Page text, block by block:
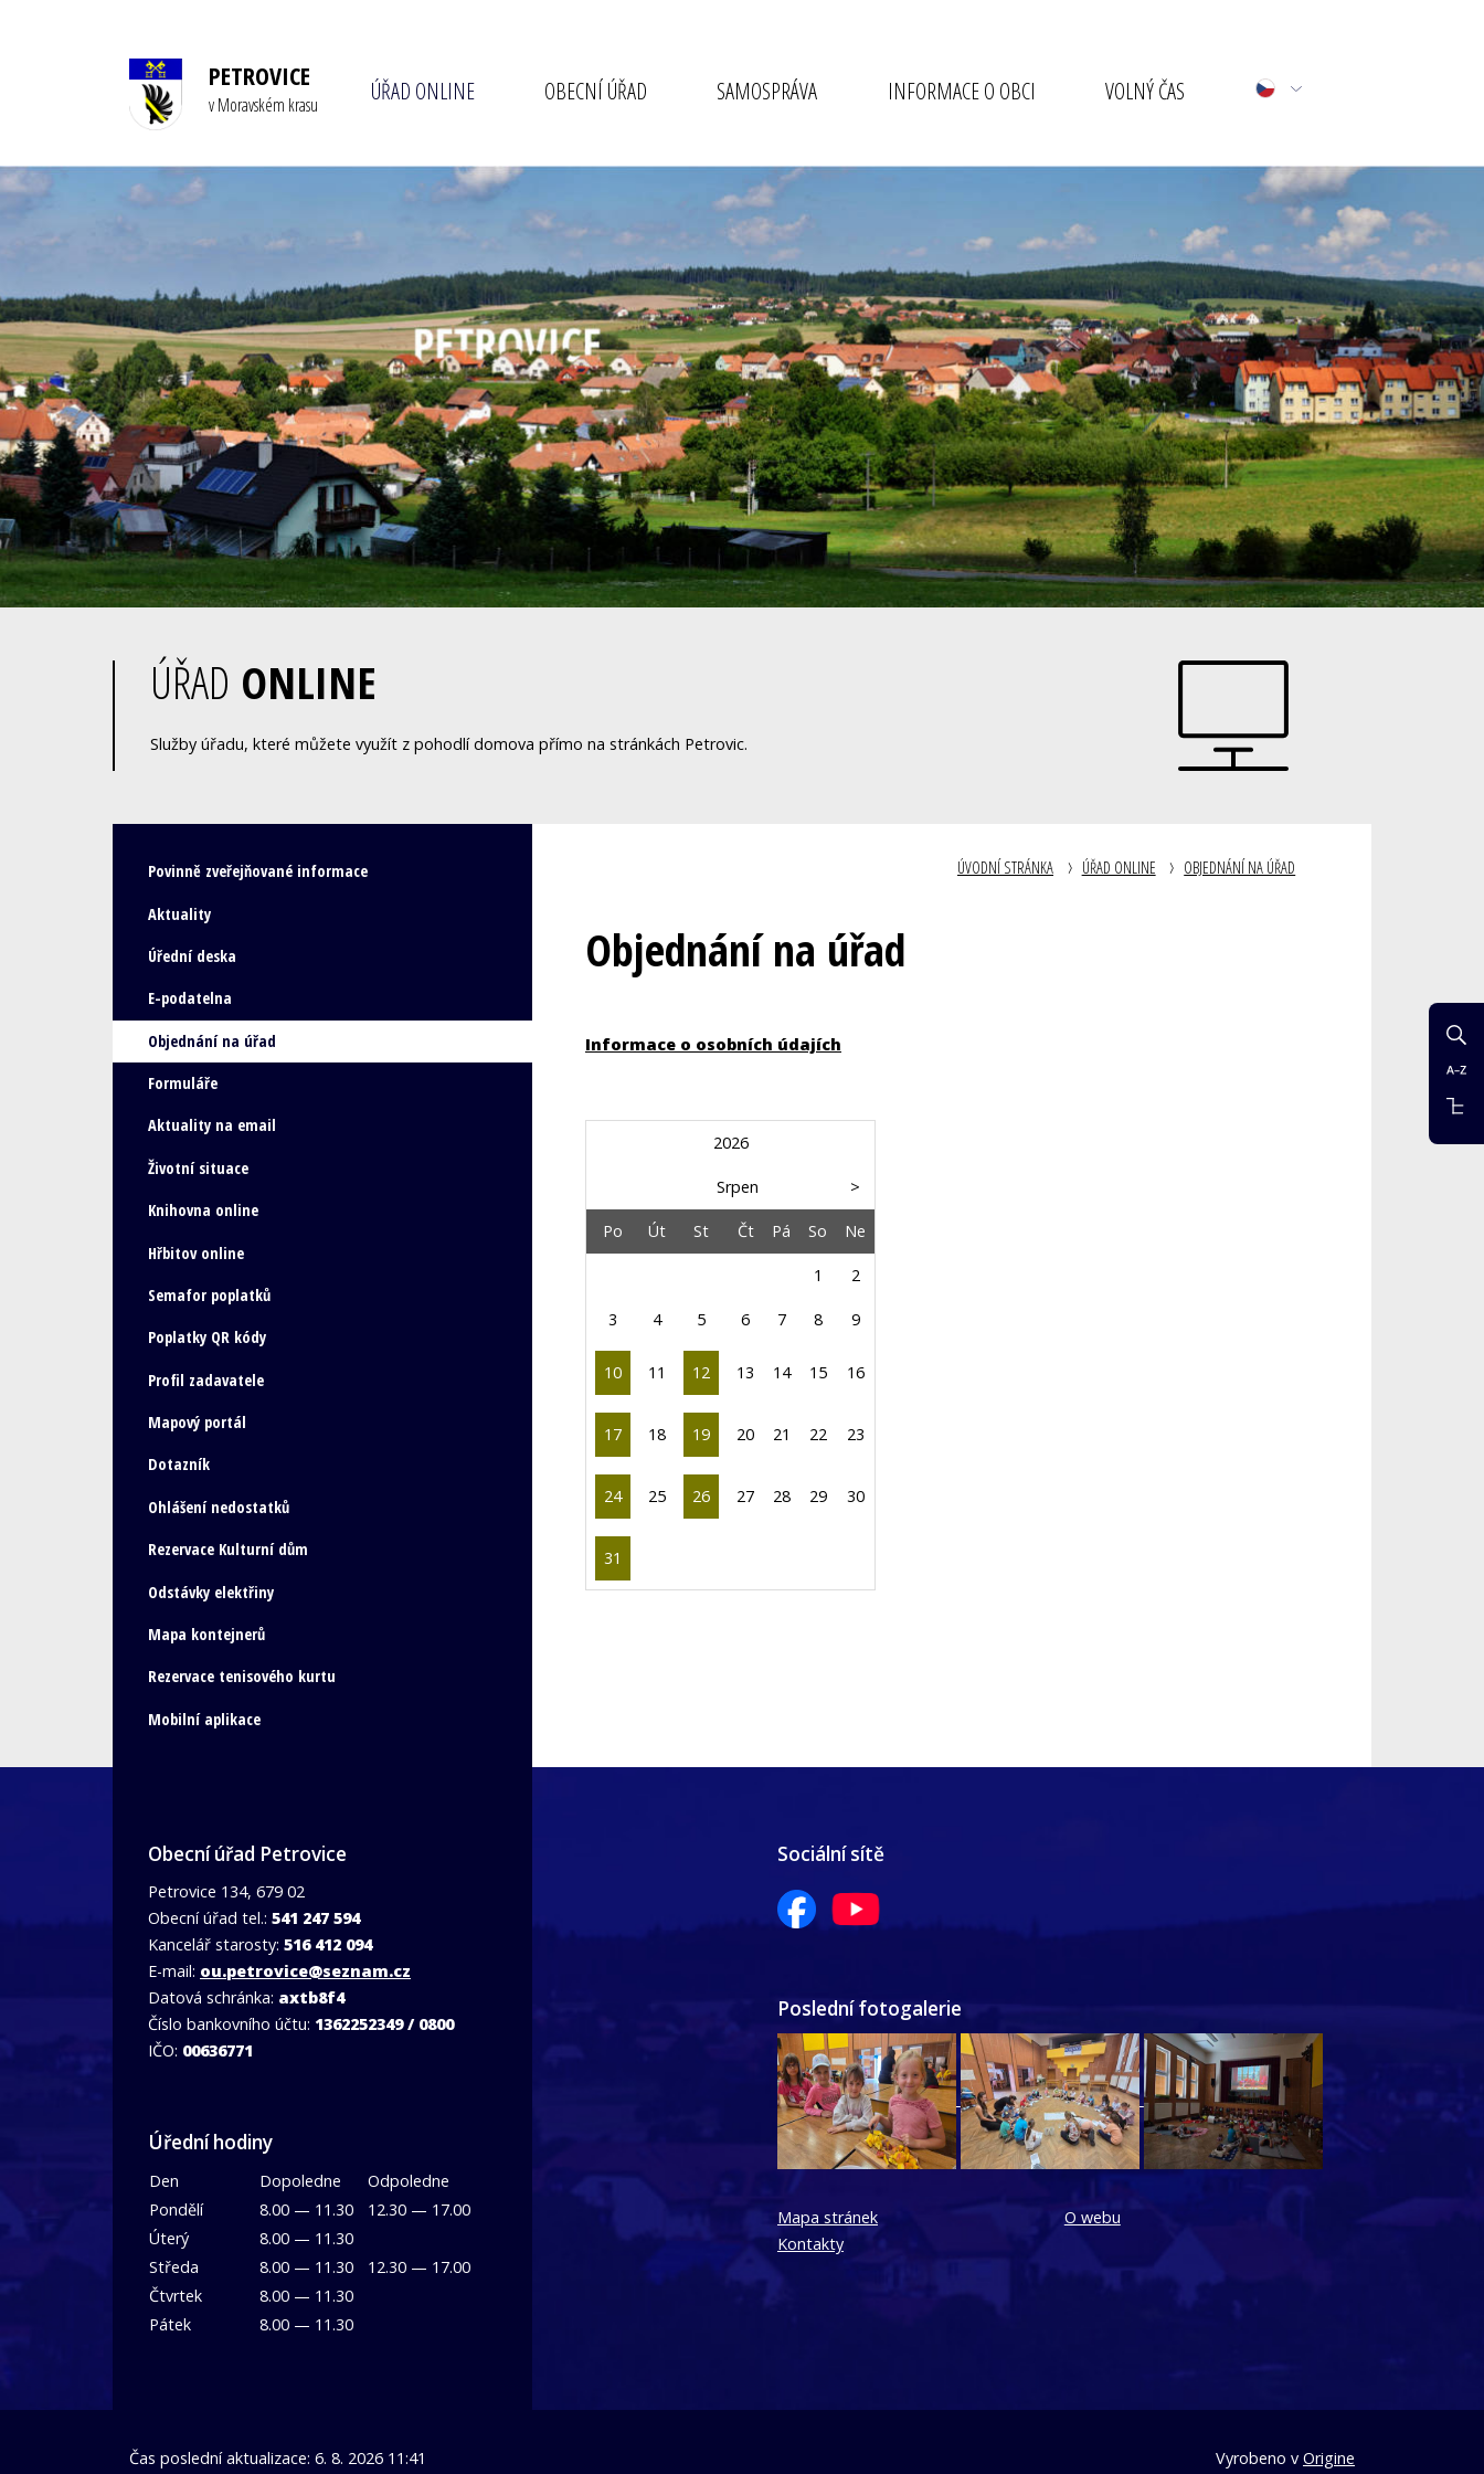
PETROVICE
v Moravském krasu ÚŘAD ONLINE OBECNÍ ÚŘAD SAMOSPRÁVA INFORMACE O OBCI VOLNÝ ČAS
ÚŘAD ONLINE
Služby úřadu, které můžete využít z pohodlí domova přímo na stránkách Petrovic.
ÚVODNÍ STRÁNKA ÚŘAD ONLINE OBJEDNÁNÍ NA ÚŘAD
Objednání na úřad
Informace o osobních údajích
2026
Srpen >
Po Út St Čt Pá So Ne
1 2
3 4 5 6 7 8 9
10 11 12 13 14 15 16
17 18 19 20 21 22 23
24 25 26 27 28 29 30
31
Povinně zveřejňované informace
Aktuality
Úřední deska
E-podatelna
Objednání na úřad
Formuláře
Aktuality na email
Životní situace
Knihovna online
Hřbitov online
Semafor poplatků
Poplatky QR kódy
Profil zadavatele
Mapový portál
Dotazník
Ohlášení nedostatků
Rezervace Kulturní dům
Odstávky elektřiny
Mapa kontejnerů
Rezervace tenisového kurtu
Mobilní aplikace
Obecní úřad Petrovice
Petrovice 134, 679 02
Obecní úřad tel.: 541 247 594
Kancelář starosty: 516 412 094
E-mail: ou.petrovice@seznam.cz
Datová schránka: axtb8f4
Číslo bankovního účtu: 1362252349 / 0800
IČO: 00636771
Úřední hodiny
Den Dopoledne
Odpoledne
Pondělí
8.00 — 11.30
12.30 — 17.00
Úterý
8.00 — 11.30
Středa
8.00 — 11.30
12.30 — 17.00
Čtvrtek
8.00 — 11.30
Pátek
8.00 — 11.30
Sociální sítě
Poslední fotogalerie
Mapa stránek
Kontakty
O webu
Čas poslední aktualizace: 6. 8. 2026 11:41 Vyrobeno v Origine